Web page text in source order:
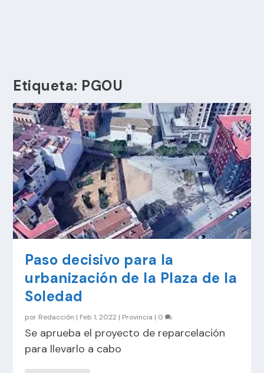
Etiqueta: PGOU
Paso decisivo para la
urbanización de la Plaza de la
Soledad
por Redacción | Feb 1, 2022 | Provincia | 0
Se aprueba el proyecto de reparcelación
para llevarlo a cabo